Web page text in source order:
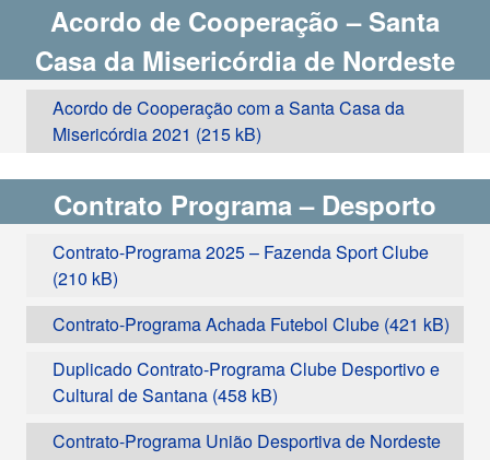
Acordo de Cooperação – Santa
Casa da Misericórdia de Nordeste
Acordo de Cooperação com a Santa Casa da
Misericórdia 2021
Contrato Programa – Desporto
Contrato-Programa 2025 – Fazenda Sport Clube
Contrato-Programa Achada Futebol Clube
Duplicado Contrato-Programa Clube Desportivo e
Cultural de Santana
Contrato-Programa União Desportiva de Nordeste